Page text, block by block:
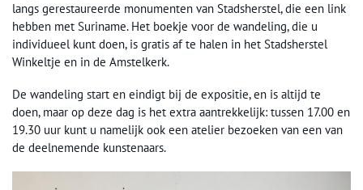
langs gerestaureerde monumenten van Stadsherstel, die een link
hebben met Suriname. Het boekje voor de wandeling, die u
individueel kunt doen, is gratis af te halen in het Stadsherstel
Winkeltje en in de Amstelkerk.
De wandeling start en eindigt bij de expositie, en is altijd te
doen, maar op deze dag is het extra aantrekkelijk: tussen 17.00 en
19.30 uur kunt u namelijk ook een atelier bezoeken van een van
de deelnemende kunstenaars.